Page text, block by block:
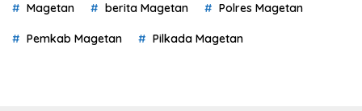
Magetan berita Magetan Polres Magetan
Pemkab Magetan Pilkada Magetan